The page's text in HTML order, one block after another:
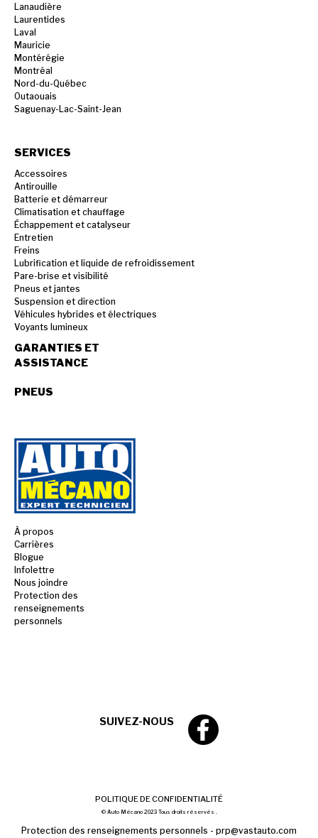
Lanaudière
Laurentides
Laval
Mauricie
Montérégie
Montréal
Nord-du-Québec
Outaouais
Saguenay-Lac-Saint-Jean
SERVICES
Accessoires
Antirouille
Batterie et démarreur
Climatisation et chauffage
Échappement et catalyseur
Entretien
Freins
Lubrification et liquide de refroidissement
Pare-brise et visibilité
Pneus et jantes
Suspension et direction
Véhicules hybrides et électriques
Voyants lumineux
GARANTIES ET
ASSISTANCE
PNEUS
À propos
Carrières
Blogue
Infolettre
Nous joindre
Protection des
renseignements
personnels
SUIVEZ-NOUS
POLITIQUE DE CONFIDENTIALITÉ
© Auto Mécano 2023 Tous droits réservés .
Protection des renseignements personnels - prp@vastauto.com